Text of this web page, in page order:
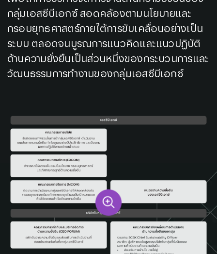
กลุ่มเอสซีบีเอกซ์ สอดคล้องตามนโยบายและ
กรอบยุทธศาสตร์ภายใต้การขับเคลื่อนอย่างเป็น
ระบบ ตลอดจนบูรณการแนวคิดและแนวปฏิบัติ
ด้านความยั่งยืนเป็นส่วนหนึ่งของกระบวนการและ
วัฒนธรรมการทำงานของกลุ่มเอสซีบีเอกซ์